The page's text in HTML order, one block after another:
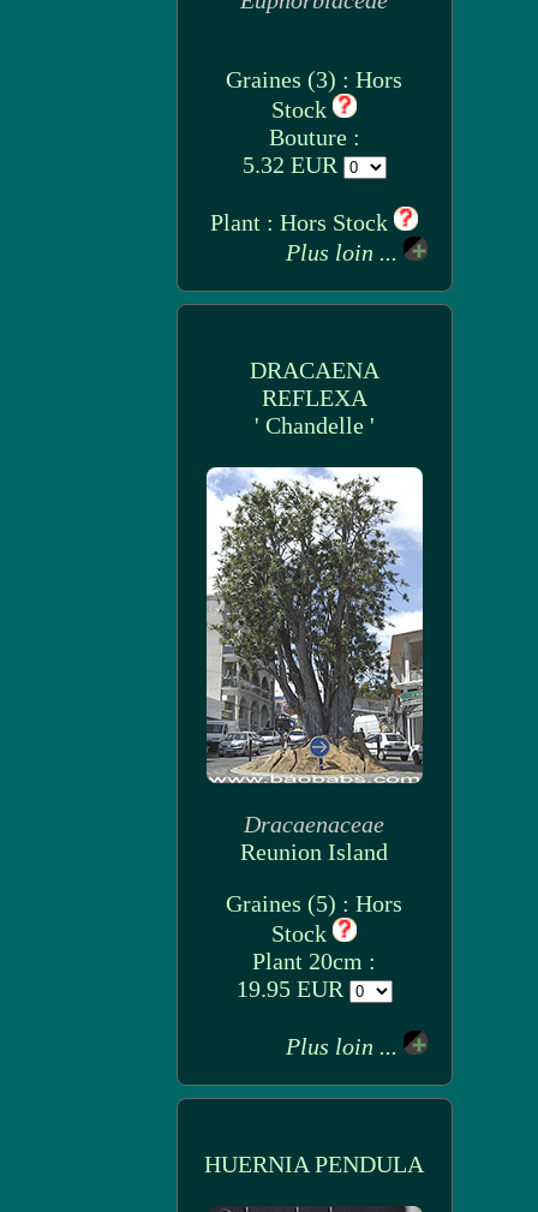
Graines (3) : Hors
Stock
Bouture :
5.32 EUR
Plant : Hors Stock
Plus loin ...
DRACAENA
REFLEXA
' Chandelle '
Dracaenaceae
Reunion Island
Graines (5) : Hors
Stock
Plant 20cm :
19.95 EUR
Plus loin ...
HUERNIA PENDULA